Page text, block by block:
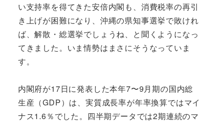
い支持率を得てきた安倍内閣も、消費税率の再引
き上げが困難になり、沖縄の県知事選挙で敗けれ
ば、解散・総選挙でしょうね、と聞くようになっ
てきました。いま情勢はまさにそうなっていま
す。
内閣府が17日に発表した本年7〜9月期の国内総
生産（GDP）は、実質成長率が年率換算ではマイ
ナス1.6％でした。四半期データでは2期連続のマ